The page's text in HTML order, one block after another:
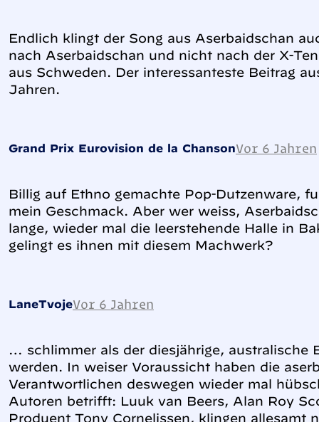
Endlich klingt der Song aus Aserbaidschan
nach Aserbaidschan und nicht nach der X-
aus Schweden. Der interessanteste Beitrag
Jahren.
Grand Prix Eurovision de la ChansonVor 6 Jahren
Billig auf Ethno gemachte Pop-Dutzenware,
mein Geschmack. Aber wer weiss,
lange, wieder mal die leerstehende Halle in
gelingt es ihnen mit diesem Machwerk?
LaneTvojeVor 6 Jahren
… schlimmer als der diesjährige, australische
werden. In weiser Voraussicht haben die
Verantwortlichen deswegen wieder mal
Autoren betrifft: Luuk van Beers, Alan Roy
Produent Tony Cornelissen, klingen allesamt